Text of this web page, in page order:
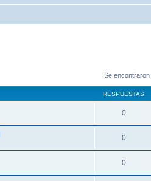
Se
RESPUESTAS
0
0
0